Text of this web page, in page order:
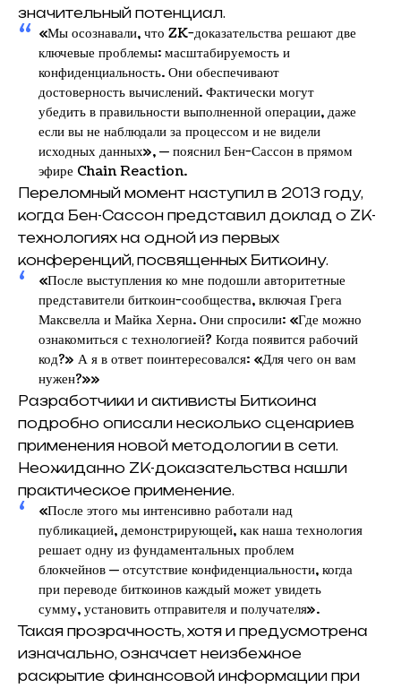
значительный потенциал.
«Мы осознавали, что ZK-доказательства решают две
ключевые проблемы: масштабируемость и
конфиденциальность. Они обеспечивают
достоверность вычислений. Фактически могут
убедить в правильности выполненной операции, даже
если вы не наблюдали за процессом и не видели
исходных данных», — пояснил Бен-Сассон в прямом
эфире Chain Reaction.
Переломный момент наступил в 2013 году,
когда Бен-Сассон представил доклад о ZK-
технологиях на одной из первых
конференций, посвященных Биткоину.
«После выступления ко мне подошли авторитетные
представители биткоин-сообщества, включая Грега
Максвелла и Майка Херна. Они спросили: «Где можно
ознакомиться с технологией? Когда появится рабочий
код?» А я в ответ поинтересовался: «Для чего он вам
нужен?»»
Разработчики и активисты Биткоина
подробно описали несколько сценариев
применения новой методологии в сети.
Неожиданно ZK-доказательства нашли
практическое применение.
«После этого мы интенсивно работали над
публикацией, демонстрирующей, как наша технология
решает одну из фундаментальных проблем
блокчейнов — отсутствие конфиденциальности, когда
при переводе биткоинов каждый может увидеть
сумму, установить отправителя и получателя».
Такая прозрачность, хотя и предусмотрена
изначально, означает неизбежное
раскрытие финансовой информации при